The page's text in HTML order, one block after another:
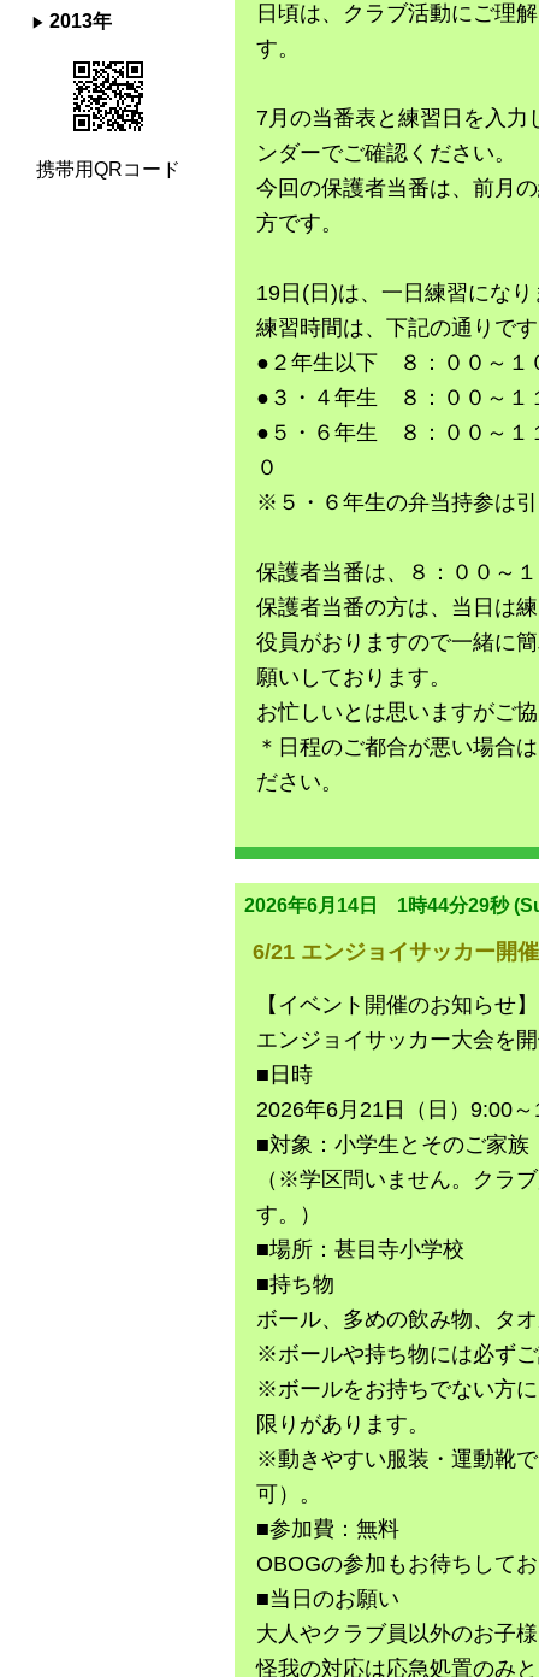
日頃は、クラブ活動にご理
す。
7月の当番表と練習日を入
ンダーでご確認ください。
今回の保護者当番は、前月
方です。
19日(日)は、一日練習になり
練習時間は、下記の通りで
●２年生以下 ８：００～１
●３・４年生 ８：００～１
●５・６年生 ８：００～１
０
※５・６年生の弁当持参は
保護者当番は、８：００～
保護者当番の方は、当日は
役員がおりますので一緒に
願いしております。
お忙しいとは思いますがご
＊日程のご都合が悪い場合
ださい。
2026年6月14日 1時44分29秒
6/21 エンジョイサッカー開
【イベント開催のお知らせ】
エンジョイサッカー大会を
■日時
2026年6月21日（日）9:00
■対象：小学生とそのご家族
（※学区問いません。クラ
す。）
■場所：甚目寺小学校
■持ち物
ボール、多めの飲み物、タ
※ボールや持ち物には必ず
※ボールをお持ちでない方
限りがあります。
※動きやすい服装・運動靴
可）。
■参加費：無料
OBOGの参加もお待ちして
■当日のお願い
大人やクラブ員以外のお子
怪我の対応は応急処置のみ
2013年
携帯用QRコード